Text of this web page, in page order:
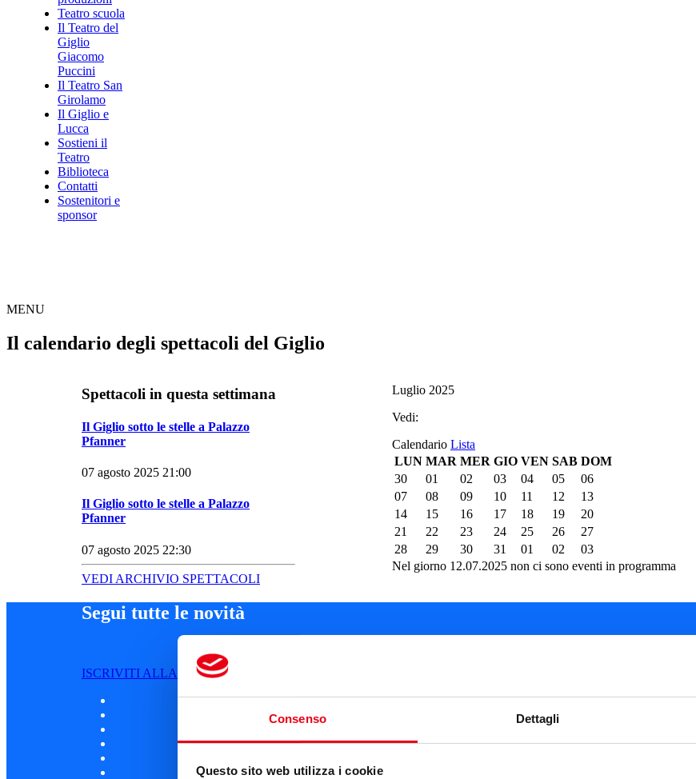
Consenso Dettagli
Questo sito web utilizza i cookie
Teatro scuola
Il Teatro del
Giglio
Giacomo
Puccini
Il Teatro San
Girolamo
Il Giglio e
Lucca
Sostieni il
Teatro
Biblioteca
Contatti
Sostenitori e
sponsor
MENU
Il calendario degli spettacoli del Giglio
Spettacoli in questa settimana
Il Giglio sotto le stelle a Palazzo
Pfanner
07 agosto 2025 21:00
Il Giglio sotto le stelle a Palazzo
Pfanner
07 agosto 2025 22:30
VEDI ARCHIVIO SPETTACOLI
Luglio 2025
Vedi:
Calendario Lista
LUN MAR MER GIO VEN SAB DOM
30
01 02 03 04 05
06
07
08 09 10 11 12
13
14
15 16 17 18 19
20
21
22 23 24 25 26
27
28
29 30 31 01 02
03
Nel giorno 12.07.2025 non ci sono eventi in programma
Segui tutte le novità
ISCRIVITI ALLA NEWSLETTER
Cartellone 26/27
Cartellone 25/26
Cartellone 24/25
Cartellone 23/24